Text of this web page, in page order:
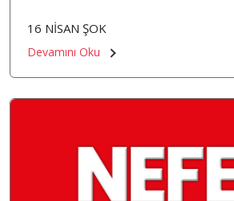
16 NİSAN ŞOK
Devamını Oku